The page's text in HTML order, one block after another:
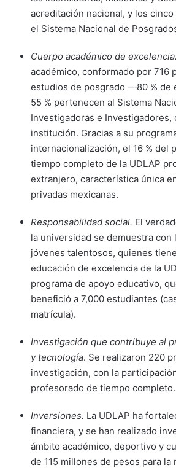
acreditación nacional, y los
el Sistema Nacional de
Cuerpo académico de excelencia.
académico, conformado por 716
estudios de posgrado —80 %
55 % pertenecen al Sistema
Investigadoras e Investigadores,
institución. Gracias a su
internacionalización, el 16 % del
tiempo completo de la UDLAP
extranjero, característica única
privadas mexicanas.
Responsabilidad social. El
la universidad se demuestra con
jóvenes talentosos, quienes
educación de excelencia de la
programa de apoyo educativo,
benefició a 7,000 estudiantes
matrícula).
Investigación que contribuye al
y tecnología. Se realizaron 220
investigación, con la
profesorado de tiempo completo.
Inversiones. La UDLAP ha
financiera, y se han realizado
ámbito académico, deportivo y
de 115 millones de pesos para la